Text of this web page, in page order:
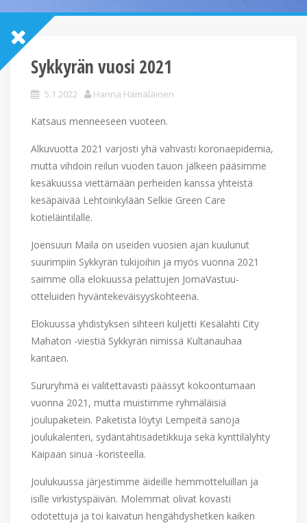
Sykkyrän vuosi 2021
5.1.2022 Hanna Hämäläinen
Katsaus menneeseen vuoteen.
Alkuvuotta 2021 varjosti yhä vahvasti koronaepidemia,
mutta vihdoin reilun vuoden tauon jälkeen pääsimme
kesäkuussa viettämään perheiden kanssa yhteistä
kesäpäivää Lehtoinkylään Selkie Green Care
kotieläintilalle.
Joensuun Maila on useiden vuosien ajan kuulunut
suurimpiin Sykkyrän tukijoihin ja myös vuonna 2021
saimme olla elokuussa pelattujen JomaVastuu-
otteluiden hyväntekeväisyyskohteena.
Elokuussa yhdistyksen sihteeri kuljetti Kesälahti City
Mahaton -viestiä Sykkyrän nimissä Kultanauhaa
kantaen.
Sururyhmä ei valitettavasti päässyt kokoontumaan
vuonna 2021, mutta muistimme ryhmäläisiä
joulupaketein. Paketista löytyi Lempeitä sanoja
joulukalenteri, sydäntähtisädetikkuja sekä kynttilälyhty
Kaipaan sinua -koristeella.
Joulukuussa järjestimme äideille hemmotteluillan ja
isille virkistyspäivän. Molemmat olivat kovasti
odotettuja ja toi kaivatun hengähdyshetken kaiken